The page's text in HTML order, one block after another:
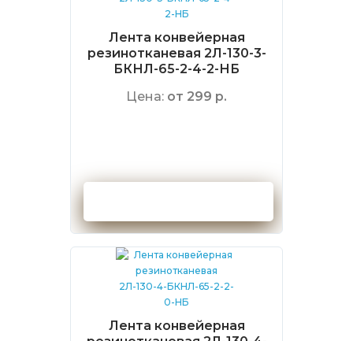
Лента конвейерная
резинотканевая 2Л-130-3-
БКНЛ-65-2-4-2-НБ
Цена: от 299 р.
Лента конвейерная